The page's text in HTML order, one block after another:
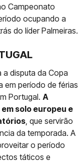
Campeonato
ocupando a
do líder Palmeiras.
disputa da Copa
em período de férias
Portugal. A
solo europeu e
, que servirão
da temporada. A
o período
táticos e